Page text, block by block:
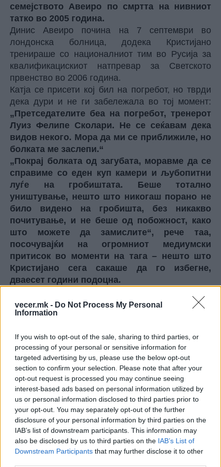
vecer.mk - Do Not Process My Personal
Information
If you wish to opt-out of the sale, sharing to third parties, or
processing of your personal or sensitive information for
targeted advertising by us, please use the below opt-out
section to confirm your selection. Please note that after your
opt-out request is processed you may continue seeing
interest-based ads based on personal information utilized by
us or personal information disclosed to third parties prior to
your opt-out. You may separately opt-out of the further
disclosure of your personal information by third parties on the
IAB’s list of downstream participants. This information may
also be disclosed by us to third parties on the IAB’s List of
Downstream Participants that may further disclose it to other
семејството Авеиро по смртта на нивниот
татко во 2005 година.
Динис Авеиро почина на 7 септември во
лондонска болница, додека Кристијано
тренираше со националниот тим во Русија за
квалификацискиот натпревар за Светското
првенство во 2006 година.
Катја се присети кој бил на погребот, но тврди
дека дури и не ги забележала во тој момент:
„Претседателите беа на погребот, тренерот
Луиз Фелипе Сколари. Не се сеќавам дека
видов некого. Мора да ми се приближиле, но
болката ме заслепи.“
„Покрај болката од загубата, моравме да се
справиме со еден куп камери и љубопитни
луѓе на гробиштата. Беше тотално
уништување, нешто што никогаш порано не
било видено на гробишта, без никакво
почитување, и не беше од побожност, како
што можете да замислите“, рече таа,
посочувајќи на огромниот медиумски
притисок во моменти на тага – нешто што
Кристијано сега сакаше да го избегне,
дваесет години подоцна.
видеа на истата социјална мрежа.
„Кристијано е медиумска фигура, многу
се појави, привлекува многу внимание.
Мојот брат не може да оди на свадби бидејќи
вистинското значење на настанот би се
изгубило. Не може да оди на роденденот на
неговиот внук, на мојот настан. Не може да
седне на кафе, на терасата, од очигледни
причини“, рече таа.
sportmedia.mk
© Vecer.mk, правата за текстот се на редакцијата